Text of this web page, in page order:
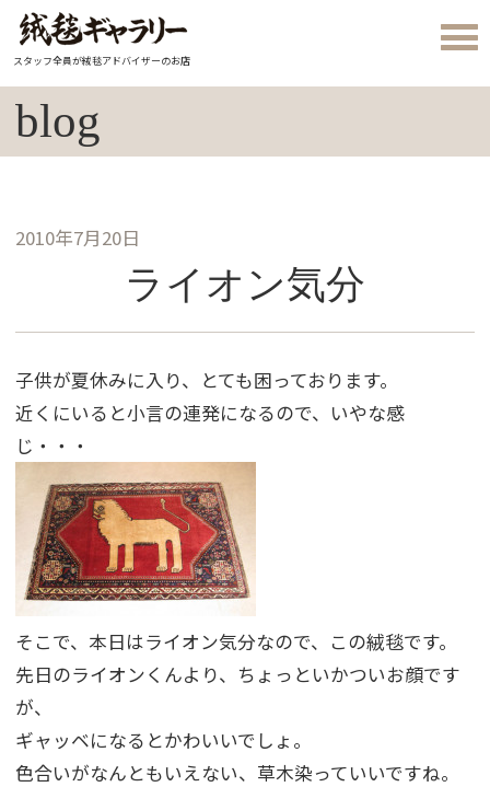
スタッフ全員が絨毯アドバイザーのお店
blog
2010年7月20日
ライオン気分
子供が夏休みに入り、とても困っております。
近くにいると小言の連発になるので、いやな感
じ・・・
そこで、本日はライオン気分なので、この絨毯です。
先日のライオンくんより、ちょっといかついお顔です
が、
ギャッベになるとかわいいでしょ。
色合いがなんともいえない、草木染っていいですね。